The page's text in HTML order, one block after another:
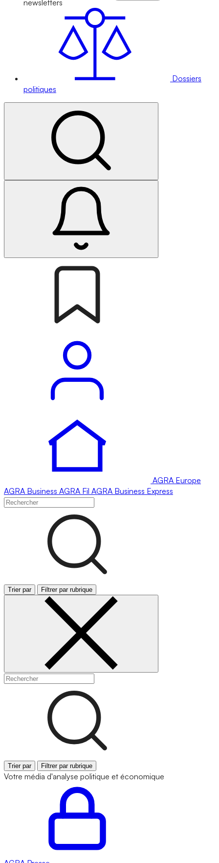
newsletters
Dossiers
politiques
AGRA Europe
AGRA Business AGRA Fil AGRA Business Express
Trier par Filtrer par rubrique
Trier par Filtrer par rubrique
Votre média d'analyse politique et économique